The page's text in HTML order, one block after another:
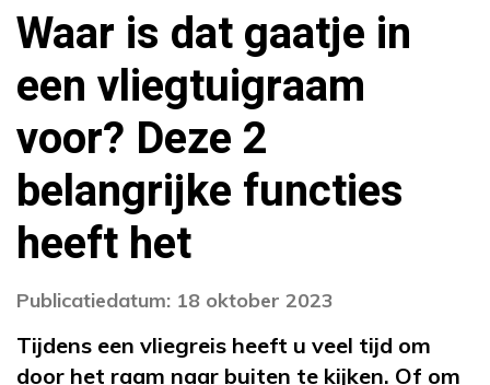
Waar is dat gaatje in
een vliegtuigraam
voor? Deze 2
belangrijke functies
heeft het
Publicatiedatum: 18 oktober 2023
Tijdens een vliegreis heeft u veel tijd om
door het raam naar buiten te kijken. Of om